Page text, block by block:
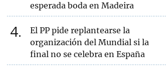
esperada boda en Madeira
4
El PP pide replantearse la
organización del Mundial si la
final no se celebra en España